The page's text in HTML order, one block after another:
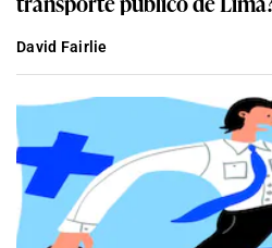
David Fairlie